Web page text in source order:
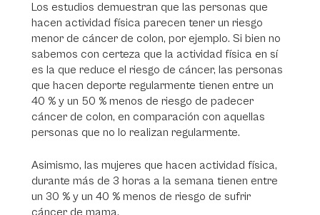
Los estudios demuestran que las personas que
hacen actividad física parecen tener un riesgo
menor de cáncer de colon, por ejemplo. Si bien no
sabemos con certeza que la actividad física en sí
es la que reduce el riesgo de cáncer, las personas
que hacen deporte regularmente tienen entre un
40 % y un 50 % menos de riesgo de padecer
cáncer de colon, en comparación con aquellas
personas que no lo realizan regularmente.
Asimismo, las mujeres que hacen actividad física,
durante más de 3 horas a la semana tienen entre
un 30 % y un 40 % menos de riesgo de sufrir
cáncer de mama.